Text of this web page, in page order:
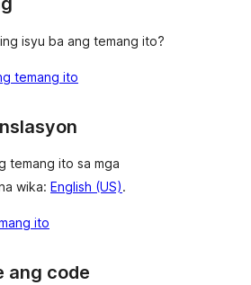
isyu ba ang temang ito?
temang ito
temang ito sa mga
wika: English (US).
ito
ang code